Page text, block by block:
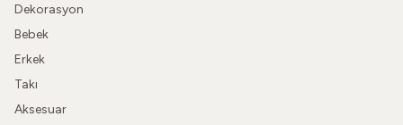
Dekorasyon
Bebek
Erkek
Takı
Aksesuar